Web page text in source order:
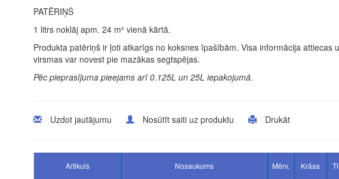
PATĒRIŅŠ
1 litrs noklāj apm. 24 m² vienā kārtā.
Produkta patēriņš ir ļoti atkarīgs no koksnes īpašībām. Visa informācija attiecas
virsmas var novest pie mazākas segtspējas.
Pēc pieprasījuma pieejams arī 0.125L un 25L iepakojumā.
Uzdot jautājumu Nosūtīt saiti uz produktu Drukāt
Artikuls Nosaukums Mērv. Krāsa